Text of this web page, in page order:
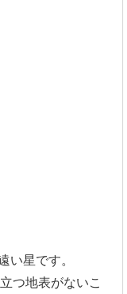
い星です。
つ地表がないこ